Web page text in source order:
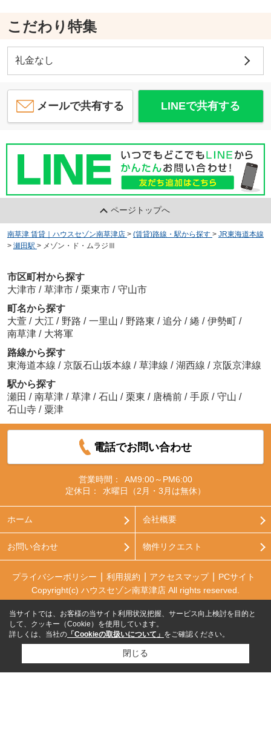
こだわり特集
礼金なし
メールで共有する LINEで共有する
ページトップへ
南草津 賃貸｜ハウスセゾン南草津店 > (賃貸)路線・駅から探す > JR東海道本線
> 瀬田駅 > メゾン・ド・ムラジⅢ
市区町村から探す
大津市 / 草津市 / 栗東市 / 守山市
町名から探す
大萱 / 大江 / 野路 / 一里山 / 野路東 / 追分 / 綣 / 伊勢町 /
南草津 / 大将軍
路線から探す
東海道本線 / 京阪石山坂本線 / 草津線 / 湖西線 / 京阪京津線
駅から探す
瀬田 / 南草津 / 草津 / 石山 / 栗東 / 唐橋前 / 手原 / 守山 /
石山寺 / 粟津
電話でお問い合わせ
営業時間：
AM9:00～PM6:00
定休日：
水曜日（2月・3月は無休）
ホーム 会社概要
お問い合わせ 物件リクエスト
プライバシーポリシー 利用規約 アクセスマップ
PCサイト
Copyright(c) ハウスセゾン南草津店 All rights reserved.
当サイトでは、お客様の当サイト利用状況把握、サービス向上検討を目的と
して、クッキー（Cookie）を使用しています。
詳しくは、当社の 「Cookieの取扱いについて」 をご確認ください。
閉じる